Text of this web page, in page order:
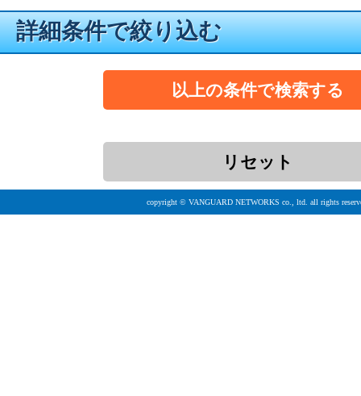
詳細条件で絞り込む
copyright © VANGUARD NETWORKS co., ltd. all rights